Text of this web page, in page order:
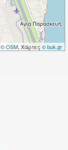
© OSM, Χάρτες© buk.gr